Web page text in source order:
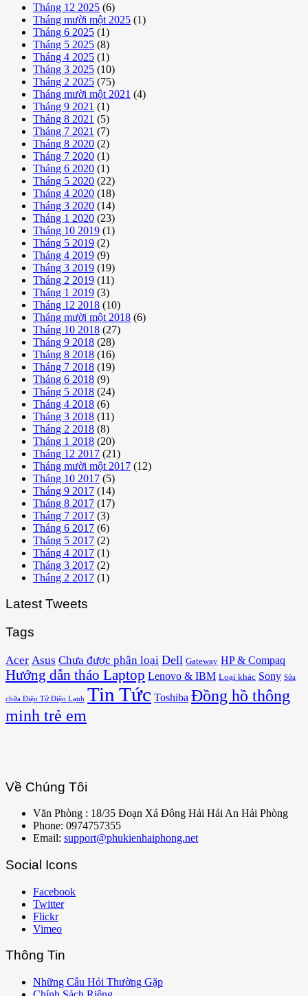
Tháng 12 2025 (6)
Tháng mười một 2025 (1)
Tháng 6 2025 (1)
Tháng 5 2025 (8)
Tháng 4 2025 (1)
Tháng 3 2025 (10)
Tháng 2 2025 (75)
Tháng mười một 2021 (4)
Tháng 9 2021 (1)
Tháng 8 2021 (5)
Tháng 7 2021 (7)
Tháng 8 2020 (2)
Tháng 7 2020 (1)
Tháng 6 2020 (1)
Tháng 5 2020 (22)
Tháng 4 2020 (18)
Tháng 3 2020 (14)
Tháng 1 2020 (23)
Tháng 10 2019 (1)
Tháng 5 2019 (2)
Tháng 4 2019 (9)
Tháng 3 2019 (19)
Tháng 2 2019 (11)
Tháng 1 2019 (3)
Tháng 12 2018 (10)
Tháng mười một 2018 (6)
Tháng 10 2018 (27)
Tháng 9 2018 (28)
Tháng 8 2018 (16)
Tháng 7 2018 (19)
Tháng 6 2018 (9)
Tháng 5 2018 (24)
Tháng 4 2018 (6)
Tháng 3 2018 (11)
Tháng 2 2018 (8)
Tháng 1 2018 (20)
Tháng 12 2017 (21)
Tháng mười một 2017 (12)
Tháng 10 2017 (5)
Tháng 9 2017 (14)
Tháng 8 2017 (17)
Tháng 7 2017 (3)
Tháng 6 2017 (6)
Tháng 5 2017 (2)
Tháng 4 2017 (1)
Tháng 3 2017 (2)
Tháng 2 2017 (1)
Latest Tweets
Tags
Acer Asus Chưa được phân loại Dell Gateway HP & Compaq
Hướng dẫn tháo Laptop Lenovo & IBM Loại khác Sony Sửa
chữa Điện Tử Điện Lạnh Tin Tức Toshiba Đồng hồ thông
minh trẻ em
Về Chúng Tôi
Văn Phòng : 18/35 Đoạn Xá Đông Hải Hải An Hải Phòng
Phone: 0974757355
Email: support@phukienhaiphong.net
Social Icons
Facebook
Twitter
Flickr
Vimeo
Thông Tin
Những Câu Hỏi Thường Gặp